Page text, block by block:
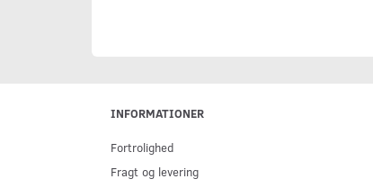
INFORMATIONER
Fortrolighed
Fragt og levering